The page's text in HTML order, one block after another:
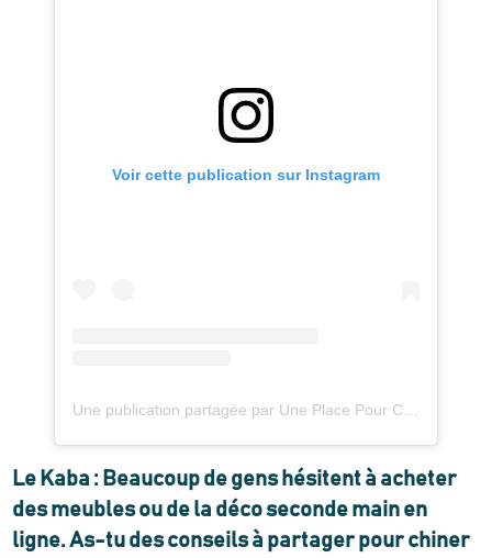
Voir cette publication sur Instagram
Le Kaba : Beaucoup de gens hésitent à acheter
des meubles ou de la déco seconde main en
ligne. As-tu des conseils à partager pour chiner